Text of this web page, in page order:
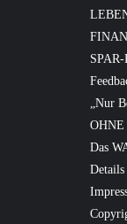
„Nur
OHNE
Das
Details